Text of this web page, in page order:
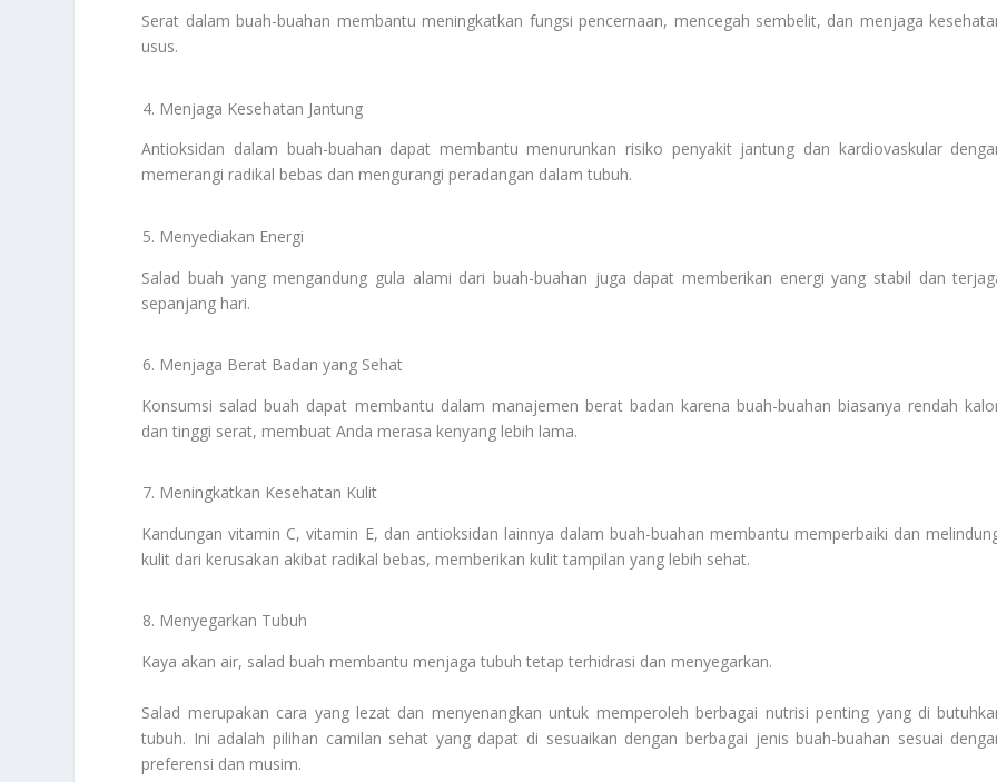
Serat dalam buah-buahan membantu meningkatkan fungsi pencernaan, mencegah sembelit, dan menjaga
usus.
Menjaga Kesehatan Jantung
Antioksidan dalam buah-buahan dapat membantu menurunkan risiko penyakit jantung dan kardiovaskular
memerangi radikal bebas dan mengurangi peradangan dalam tubuh.
Menyediakan Energi
Salad buah yang mengandung gula alami dari buah-buahan juga dapat memberikan energi yang stabil dan
sepanjang hari.
Menjaga Berat Badan yang Sehat
Konsumsi salad buah dapat membantu dalam manajemen berat badan karena buah-buahan biasanya rendah
dan tinggi serat, membuat Anda merasa kenyang lebih lama.
Meningkatkan Kesehatan Kulit
Kandungan vitamin C, vitamin E, dan antioksidan lainnya dalam buah-buahan membantu memperbaiki dan
kulit dari kerusakan akibat radikal bebas, memberikan kulit tampilan yang lebih sehat.
Menyegarkan Tubuh
Kaya akan air, salad buah membantu menjaga tubuh tetap terhidrasi dan menyegarkan.
Salad merupakan cara yang lezat dan menyenangkan untuk memperoleh berbagai nutrisi penting yang di
tubuh. Ini adalah pilihan camilan sehat yang dapat di sesuaikan dengan berbagai jenis buah-buahan sesuai
preferensi dan musim.